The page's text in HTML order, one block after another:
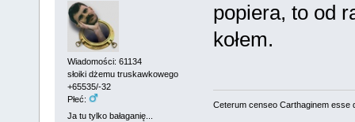
Wiadomości: 61134
słoiki dżemu truskawkowego
+65535/-32
Płeć:
Ja tu tylko bałaganię...
popiera, to od
kołem.
Ceterum censeo Carthaginem esse